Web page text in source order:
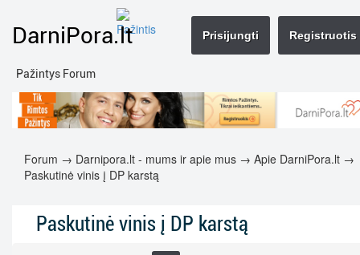
DarniPora.lt
Pažintys Forum
Registruotis
Prisijungti
Forum → Darnipora.lt - mums ir apie mus → Apie DarniPora.lt →
Paskutinė vinis į DP karstą
Paskutinė vinis į DP karstą